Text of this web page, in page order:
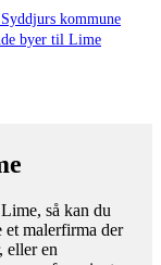
kommune
byer til Lime
så kan du
et malerfirma der
eller en